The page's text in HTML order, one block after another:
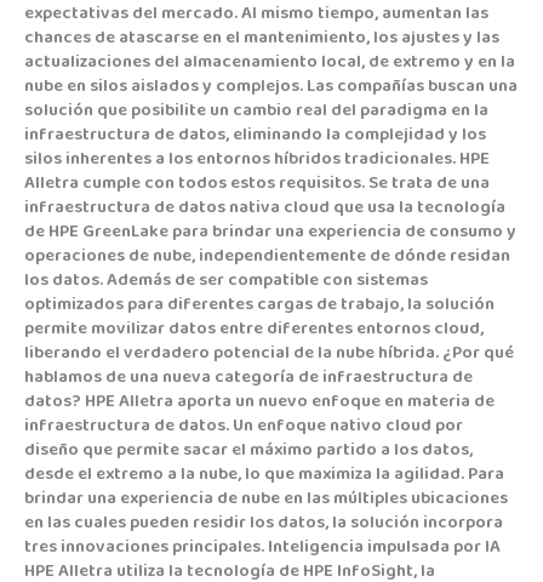
expectativas del mercado. Al mismo tiempo, aumentan las
chances de atascarse en el mantenimiento, los ajustes y las
actualizaciones del almacenamiento local, de extremo y en la
nube en silos aislados y complejos. Las compañías buscan una
solución que posibilite un cambio real del paradigma en la
infraestructura de datos, eliminando la complejidad y los
silos inherentes a los entornos híbridos tradicionales. HPE
Alletra cumple con todos estos requisitos. Se trata de una
infraestructura de datos nativa cloud que usa la tecnología
de HPE GreenLake para brindar una experiencia de consumo y
operaciones de nube, independientemente de dónde residan
los datos. Además de ser compatible con sistemas
optimizados para diferentes cargas de trabajo, la solución
permite movilizar datos entre diferentes entornos cloud,
liberando el verdadero potencial de la nube híbrida. ¿Por qué
hablamos de una nueva categoría de infraestructura de
datos? HPE Alletra aporta un nuevo enfoque en materia de
infraestructura de datos. Un enfoque nativo cloud por
diseño que permite sacar el máximo partido a los datos,
desde el extremo a la nube, lo que maximiza la agilidad. Para
brindar una experiencia de nube en las múltiples ubicaciones
en las cuales pueden residir los datos, la solución incorpora
tres innovaciones principales. Inteligencia impulsada por IA
HPE Alletra utiliza la tecnología de HPE InfoSight, la